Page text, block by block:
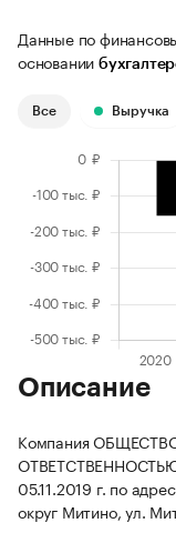
Данные по
основании
Все Выручка
Описание
Компания
ОТВЕТСТВЕННОСТЬЮ
05.11.2019 г. по
округ Митино, ул.